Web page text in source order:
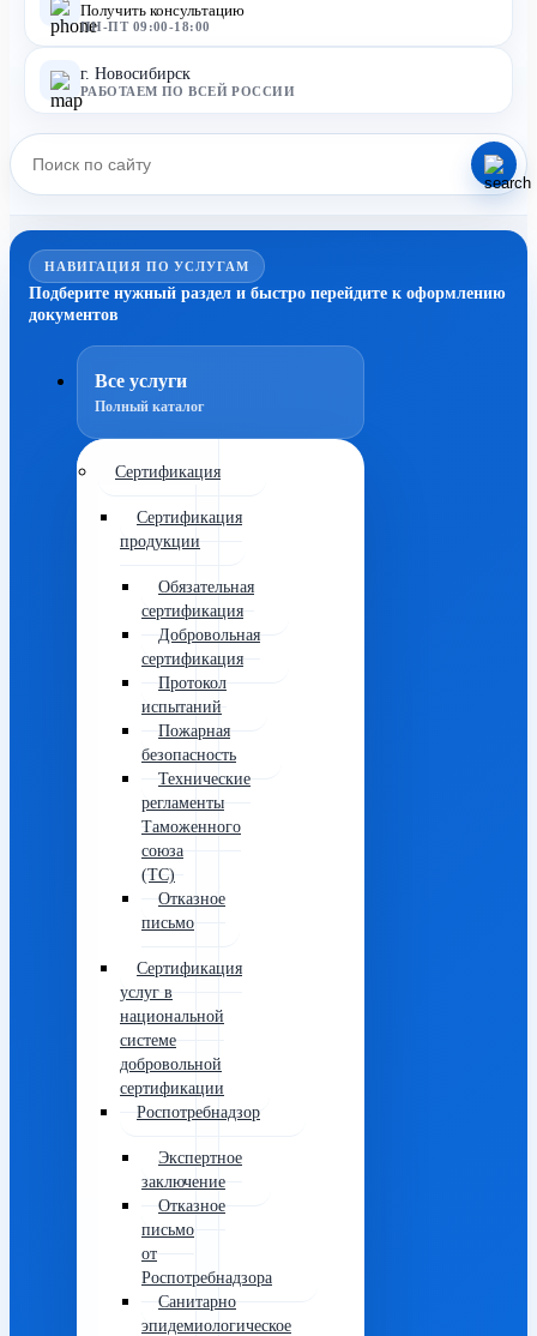
Получить консультацию
ПН-ПТ 09:00-18:00
г. Новосибирск
РАБОТАЕМ ПО ВСЕЙ РОССИИ
НАВИГАЦИЯ ПО УСЛУГАМ
Подберите нужный раздел и быстро перейдите к оформлению
документов
Все услуги
Полный каталог
Сертификация
Сертификация
продукции
Обязательная
сертификация
Добровольная
сертификация
Протокол
испытаний
Пожарная
безопасность
Технические
регламенты
Таможенного
союза
(ТС)
Отказное
письмо
Сертификация
услуг в
национальной
системе
добровольной
сертификации
Роспотребнадзор
Экспертное
заключение
Отказное
письмо
от
Роспотребнадзора
Санитарно
эпидемиологическое